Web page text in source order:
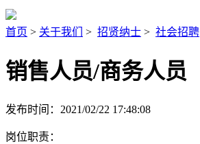
首页 > 关于我们 > 招贤纳士 > 社会招聘
销售人员/商务人员
发布时间：2021/02/22 17:48:08
岗位职责：